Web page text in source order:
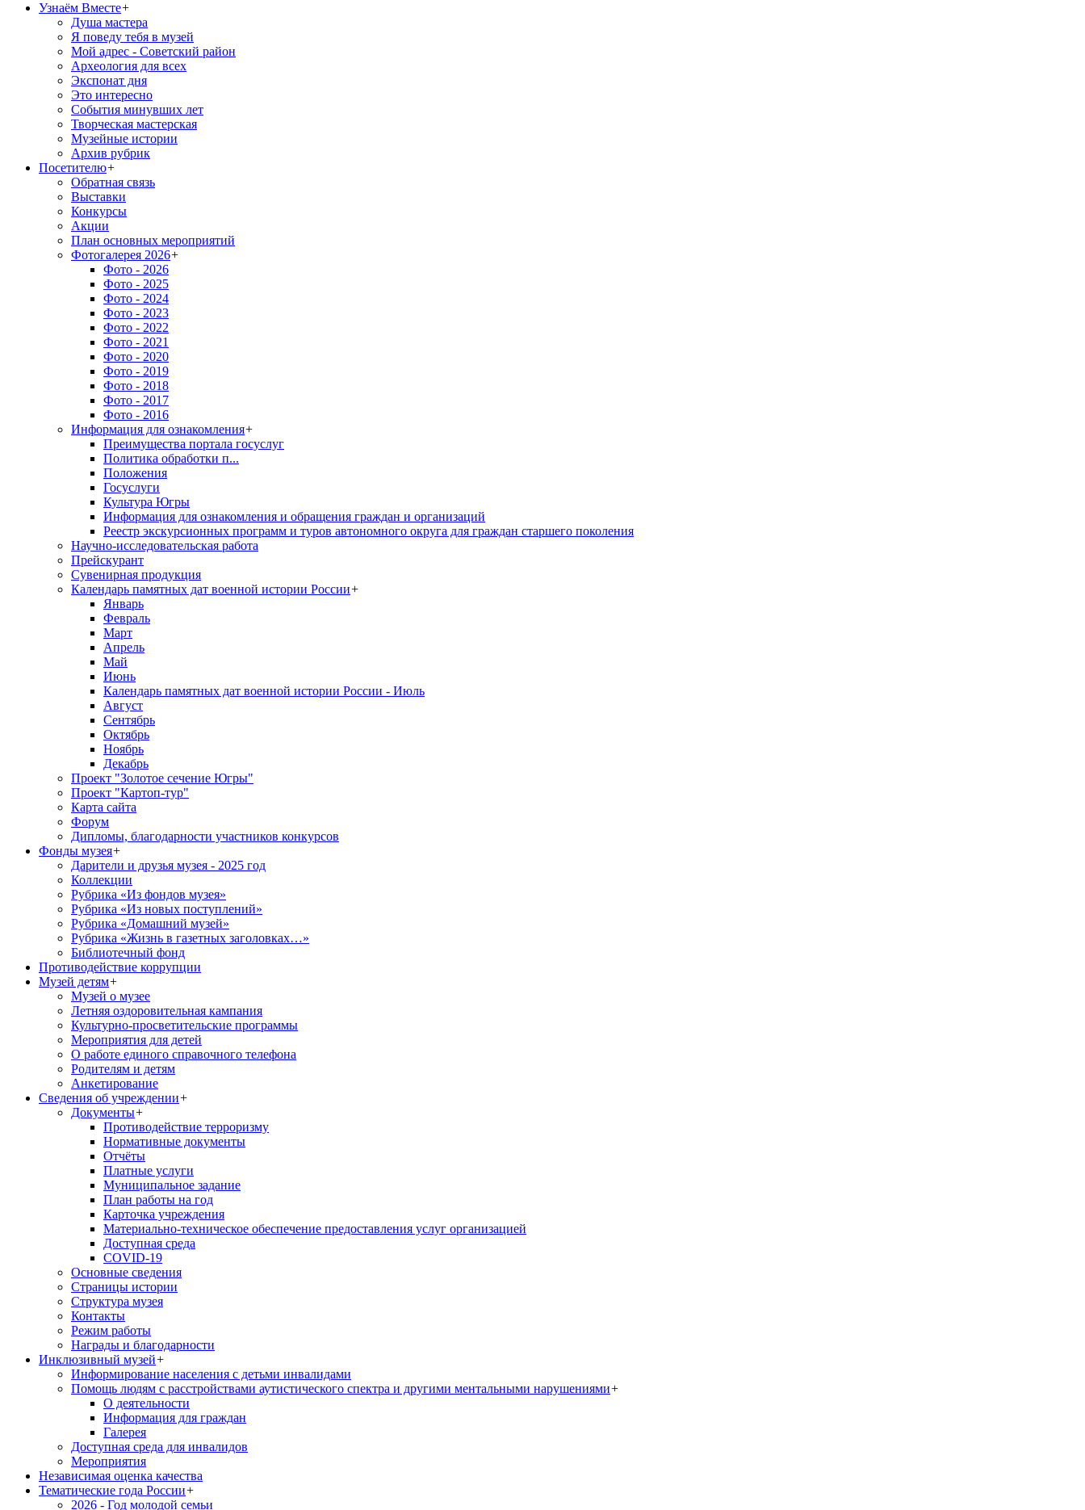
Узнаём Вместе+
Душа мастера
Я поведу тебя в музей
Мой адрес - Советский район
Археология для всех
Экспонат дня
Это интересно
События минувших лет
Творческая мастерская
Музейные истории
Архив рубрик
Посетителю+
Обратная связь
Выставки
Конкурсы
Акции
План основных мероприятий
Фотогалерея 2026+
Фото - 2026
Фото - 2025
Фото - 2024
Фото - 2023
Фото - 2022
Фото - 2021
Фото - 2020
Фото - 2019
Фото - 2018
Фото - 2017
Фото - 2016
Информация для ознакомления+
Преимущества портала госуслуг
Политика обработки п...
Положения
Госуслуги
Культура Югры
Информация для ознакомления и обращения граждан и организаций
Реестр экскурсионных программ и туров автономного округа для граждан старшего поколения
Научно-исследовательская работа
Прейскурант
Сувенирная продукция
Календарь памятных дат военной истории России+
Январь
Февраль
Март
Апрель
Май
Июнь
Календарь памятных дат военной истории России - Июль
Август
Сентябрь
Октябрь
Ноябрь
Декабрь
Проект "Золотое сечение Югры"
Проект "Картоп-тур"
Карта сайта
Форум
Дипломы, благодарности участников конкурсов
Фонды музея+
Дарители и друзья музея - 2025 год
Коллекции
Рубрика «Из фондов музея»
Рубрика «Из новых поступлений»
Рубрика «Домашний музей»
Рубрика «Жизнь в газетных заголовках…»
Библиотечный фонд
Противодействие коррупции
Музей детям+
Музей о музее
Летняя оздоровительная кампания
Культурно-просветительские программы
Мероприятия для детей
О работе единого справочного телефона
Родителям и детям
Анкетирование
Сведения об учреждении+
Документы+
Противодействие терроризму
Нормативные документы
Отчёты
Платные услуги
Муниципальное задание
План работы на год
Карточка учреждения
Материально-техническое обеспечение предоставления услуг организацией
Доступная среда
COVID-19
Основные сведения
Страницы истории
Структура музея
Контакты
Режим работы
Награды и благодарности
Инклюзивный музей+
Информирование населения с детьми инвалидами
Помощь людям с расстройствами аутистического спектра и другими ментальными нарушениями+
О деятельности
Информация для граждан
Галерея
Доступная среда для инвалидов
Мероприятия
Независимая оценка качества
Тематические года России+
2026 - Год молодой семьи